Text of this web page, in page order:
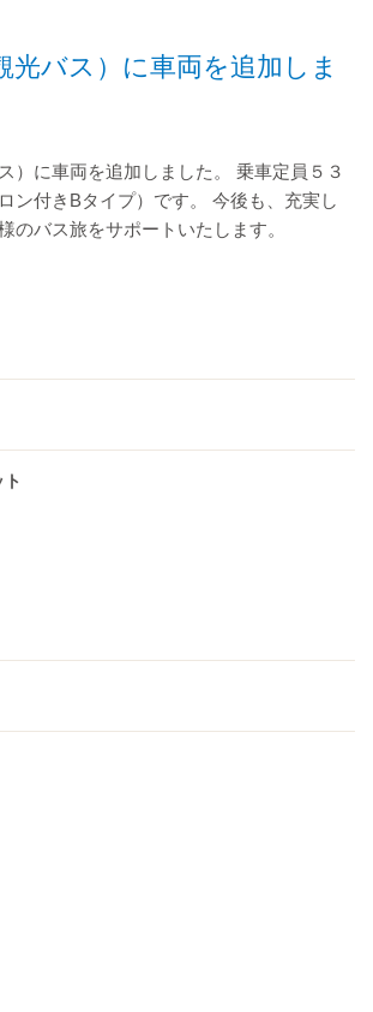
光バス）に車両を追加しま
）に車両を追加しました。 乗車定員５３
ン付きBタイプ）です。 今後も、充実し
のバス旅をサポートいたします。